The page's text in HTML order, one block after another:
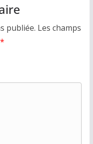
publiée. Les champs
*